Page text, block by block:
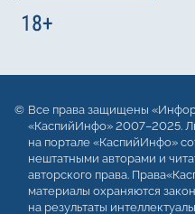
Все права защищены
«КаспийИнфо» 2007–2025.
на портале «КаспийИнфо»
нештатными авторами и
авторского права.
материалы охраняются
на результаты